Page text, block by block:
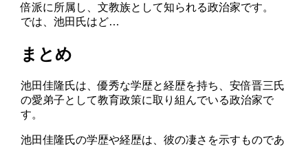
倍派に所属し、文教族として知られる政治家です。
では、池田氏はど…
まとめ
池田佳隆氏は、優秀な学歴と経歴を持ち、安倍晋三氏
の愛弟子として教育政策に取り組んでいる政治家で
す。
池田佳隆氏の学歴や経歴は、彼の凄さを示すものであ